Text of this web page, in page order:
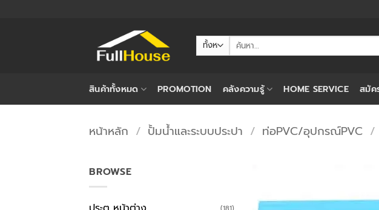
ค้นหา:
สินค้าทั้งหมด PROMOTION คลังความรู้ HOME SERVICE สมัค
หน้าหลัก / ปั้มน้ำและระบบประปา / ท่อPVC/อุปกรณ์PVC /
BROWSE